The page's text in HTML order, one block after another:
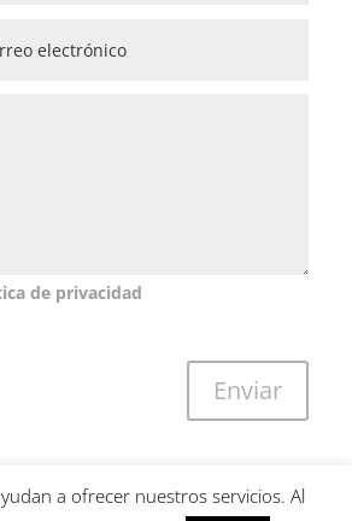
(GDPR)
de privacidad
Enviar
a ofrecer nuestros servicios. Al